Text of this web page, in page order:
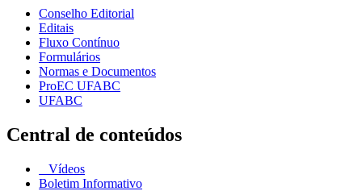
Conselho Editorial
Editais
Fluxo Contínuo
Formulários
Normas e Documentos
ProEC UFABC
UFABC
Central de conteúdos
Vídeos
Boletim Informativo